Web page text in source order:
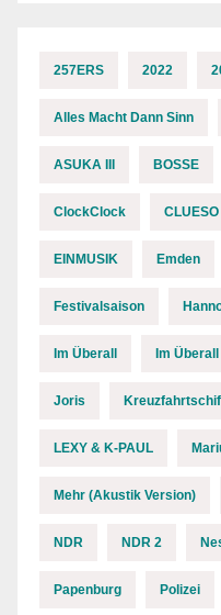
257ERS 2022
Alles Macht Dann Sinn
ASUKA III BOSSE
ClockClock CLUESO
EINMUSIK Emden
Festivalsaison
Im Überall Im
Joris
LEXY & K-PAUL
Mehr (Akustik Version)
NDR NDR 2
Papenburg Polizei